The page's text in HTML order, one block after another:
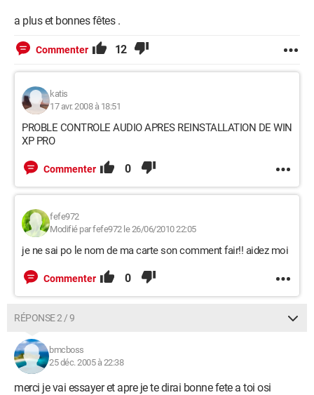
a plus et bonnes fêtes .
Commenter 12
katis
17 avr. 2008 à 18:51
PROBLE CONTROLE AUDIO APRES REINSTALLATION DE WIN
XP PRO
Commenter 0
fefe972
Modifié par fefe972 le 26/06/2010 22:05
je ne sai po le nom de ma carte son comment fair!! aidez moi
Commenter 0
RÉPONSE 2 / 9
bmcboss
25 déc. 2005 à 22:38
merci je vai essayer et apre je te dirai bonne fete a toi osi